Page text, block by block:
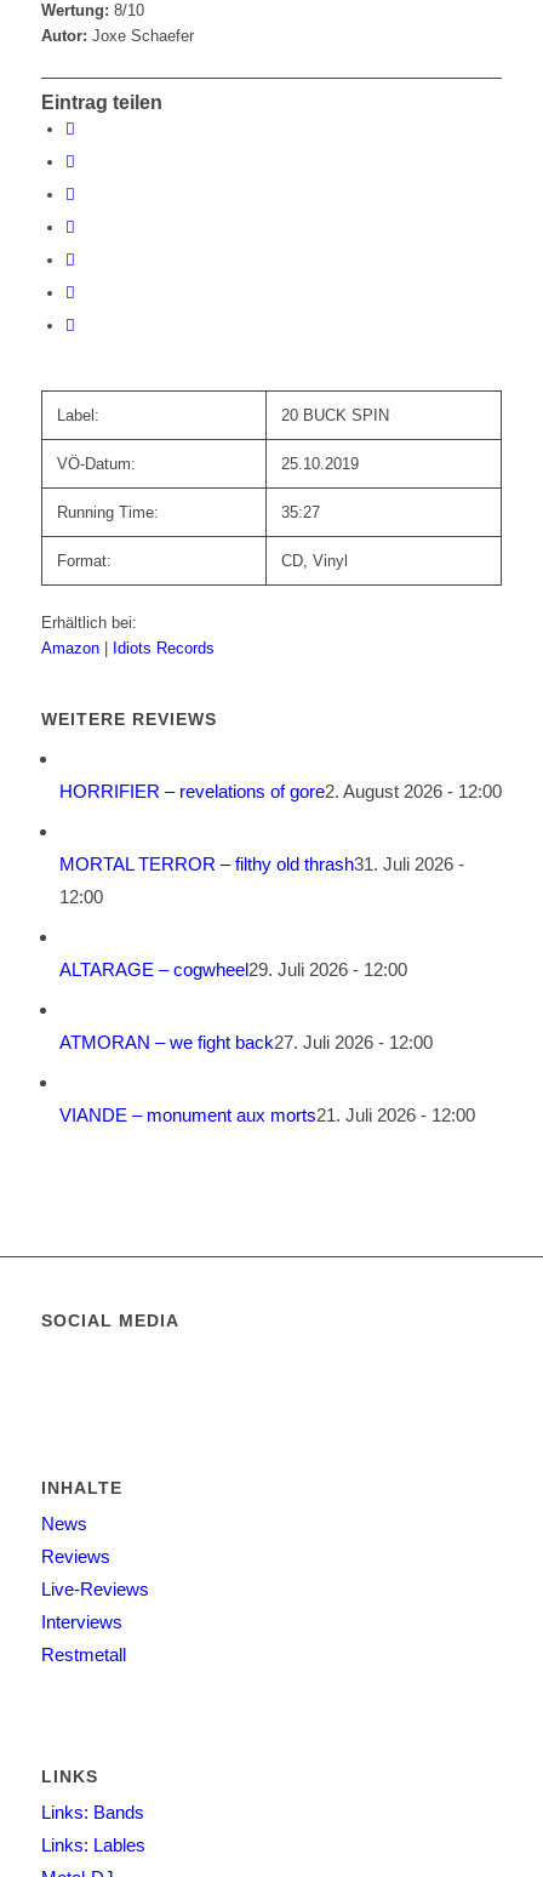
Wertung: 8/10
Autor: Joxe Schaefer
Eintrag teilen
Label: 20 BUCK SPIN
VÖ-Datum: 25.10.2019
Running Time: 35:27
Format: CD, Vinyl
Erhältlich bei:
Amazon
Idiots Records
WEITERE REVIEWS
HORRIFIER – revelations of gore2. August 2026 - 12:00
MORTAL TERROR – filthy old thrash31. Juli 2026 -
12:00
ALTARAGE – cogwheel29. Juli 2026 - 12:00
ATMORAN – we fight back27. Juli 2026 - 12:00
VIANDE – monument aux morts21. Juli 2026 - 12:00
SOCIAL MEDIA
INHALTE
News
Reviews
Live-Reviews
Interviews
Restmetall
LINKS
Links: Bands
Links: Lables